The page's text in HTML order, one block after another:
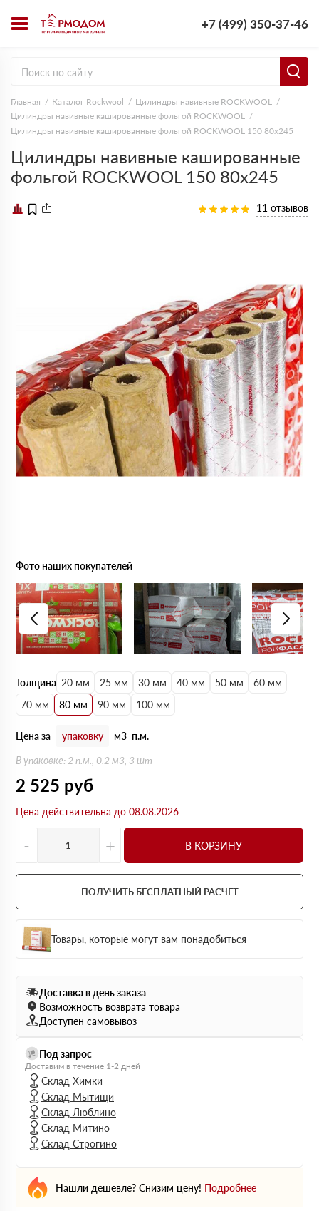
+7 (499) 350-37-46
Главная Каталог Rockwool
Цилиндры навивные ROCKWOOL
Цилиндры навивные кашированные фольгой ROCKWOOL
Цилиндры навивные кашированные фольгой ROCKWOOL 150 80х245
Цилиндры навивные кашированные
фольгой ROCKWOOL 150 80х245
11 отзывов
Толщина 20 мм 25 мм 30 мм 40 мм 50 мм
60 мм
70 мм
80 мм 90 мм 100 мм
Цена за упаковку м3 п.м.
В упаковке: 2 п.м., 0.2 м3, 3 шт
2 525 руб
Цена действительна до 08.08.2026
- + В КОРЗИНУ
ПОЛУЧИТЬ БЕСПЛАТНЫЙ РАСЧЕТ
Товары, которые могут вам понадобиться
Доставка в день заказа
Возможность возврата товара
Доступен самовывоз
Под запрос
Доставим в течение 1-2 дней
Склад Химки
Склад Мытищи
Склад Люблино
Склад Митино
Склад Строгино
Нашли дешевле? Снизим цену! Подробнее
Фото наших покупателей